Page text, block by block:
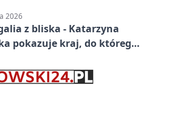
2026
z bliska - Katarzyna
pokazuje kraj, do którego